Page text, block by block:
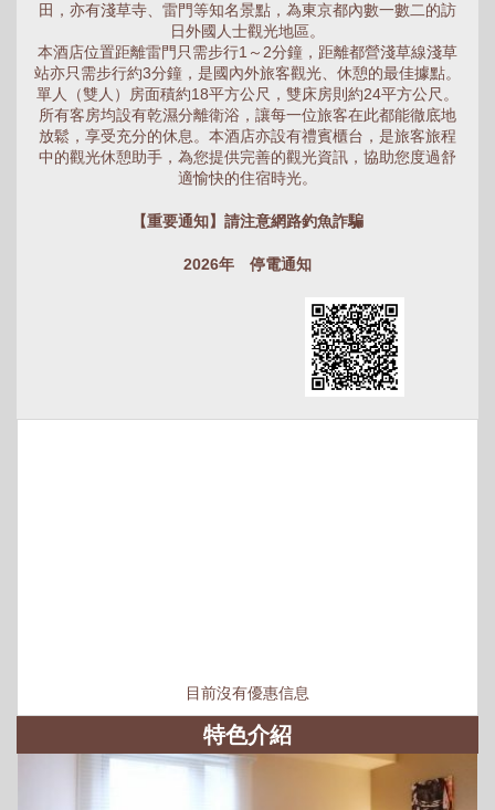
田，亦有淺草寺、雷門等知名景點，為東京都內數一數二的訪
日外國人士觀光地區。
本酒店位置距離雷門只需步行1～2分鐘，距離都營淺草線淺草
站亦只需步行約3分鐘，是國內外旅客觀光、休憩的最佳據點。
單人（雙人）房面積約18平方公尺，雙床房則約24平方公尺。
所有客房均設有乾濕分離衛浴，讓每一位旅客在此都能徹底地
放鬆，享受充分的休息。本酒店亦設有禮賓櫃台，是旅客旅程
中的觀光休憩助手，為您提供完善的觀光資訊，協助您度過舒
適愉快的住宿時光。
【重要通知】請注意網路釣魚詐騙
2026年 停電通知
目前沒有優惠信息
特色介紹